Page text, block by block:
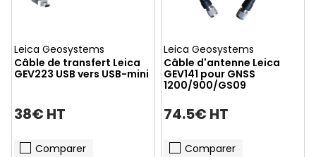
Leica Geosystems
Câble de transfert Leica
GEV223 USB vers USB-mini
38€ HT
Comparer
Leica Geosystems
Câble d'antenne Leica
GEV141 pour GNSS
1200/900/GS09
74.5€ HT
Comparer